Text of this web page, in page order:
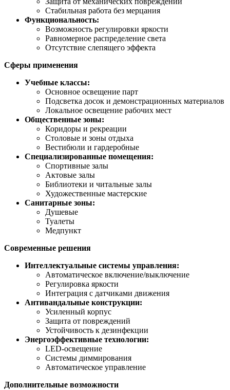
Стабильная работа без мерцания
Функциональность:
Возможность регулировки яркости
Равномерное распределение света
Отсутствие слепящего эффекта
Сферы применения
Учебные классы:
Основное освещение парт
Подсветка досок и демонстрационных материалов
Локальное освещение рабочих мест
Общественные зоны:
Коридоры и рекреации
Столовые и зоны отдыха
Вестибюли и гардеробные
Специализированные помещения:
Спортивные залы
Актовые залы
Библиотеки и читальные залы
Художественные мастерские
Санитарные зоны:
Душевые
Туалеты
Медпункт
Современные решения
Интеллектуальные системы управления:
Автоматическое включение/выключение
Регулировка яркости
Интеграция с датчиками движения
Антивандальные конструкции:
Усиленный корпус
Защита от повреждений
Устойчивость к дезинфекции
Энергоэффективные технологии:
LED-освещение
Системы диммирования
Автоматическое управление
Дополнительные возможности